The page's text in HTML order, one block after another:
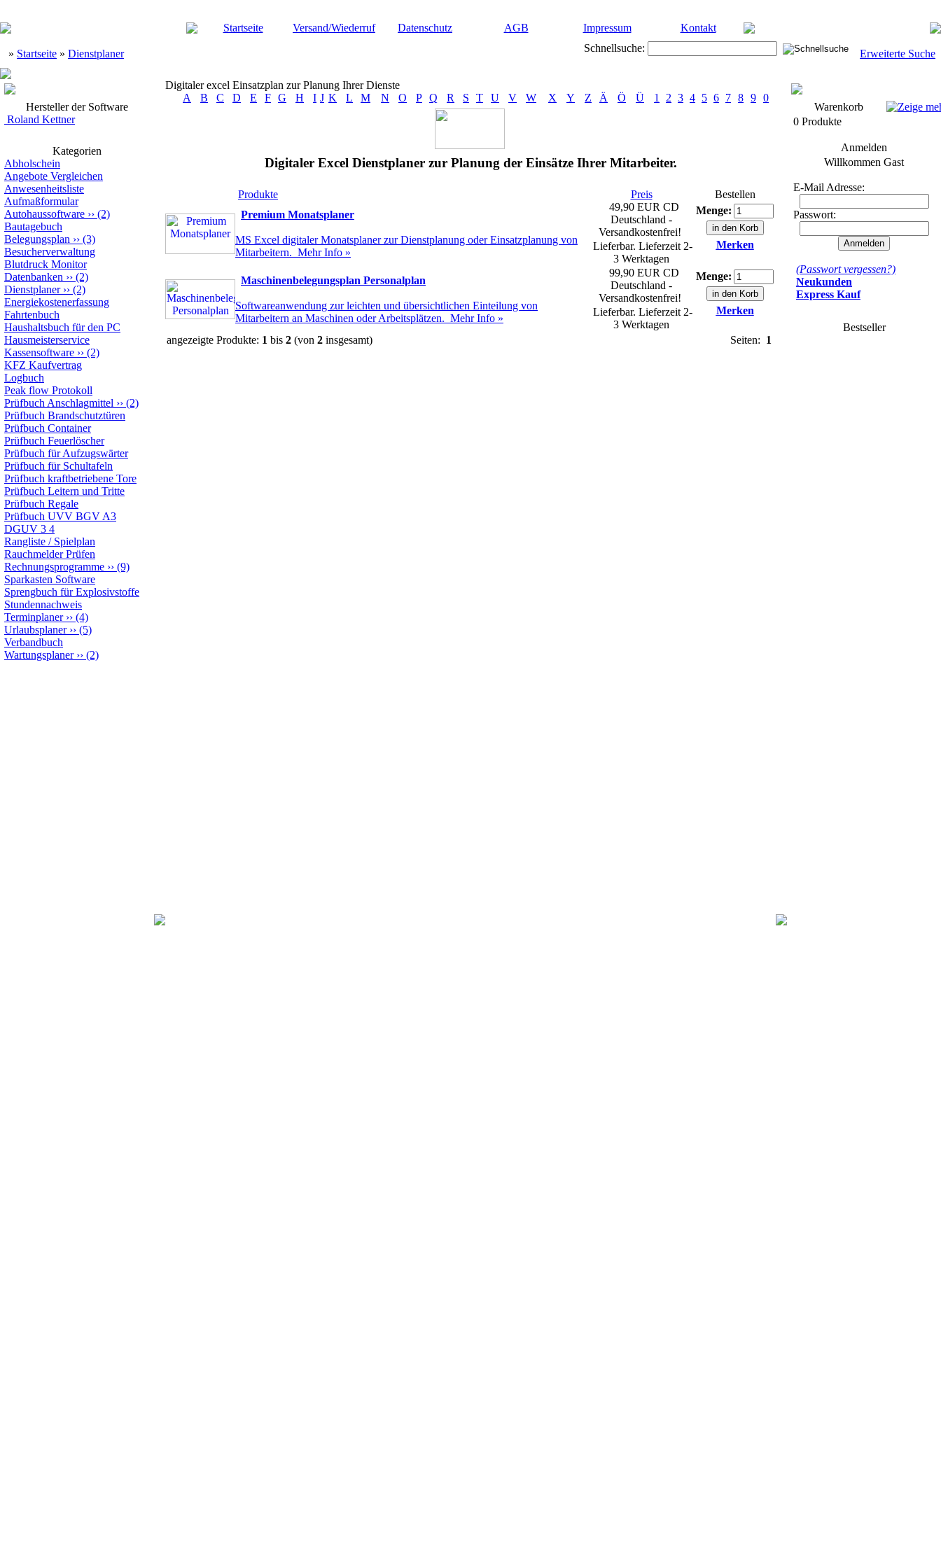
Startseite Versand/Wiederruf Datenschutz AGB Impressum Kontakt
» Startseite » Dienstplaner Schnellsuche: Erweiterte Suche
Hersteller der Software
Roland Kettner
Kategorien
Abholschein
Angebote Vergleichen
Anwesenheitsliste
Aufmaßformular
Autohaussoftware ›› (2)
Bautagebuch
Belegungsplan ›› (3)
Besucherverwaltung
Blutdruck Monitor
Datenbanken ›› (2)
Dienstplaner›› (2)
Energiekostenerfassung
Fahrtenbuch
Haushaltsbuch für den PC
Hausmeisterservice
Kassensoftware ›› (2)
KFZ Kaufvertrag
Logbuch
Peak flow Protokoll
Prüfbuch Anschlagmittel ›› (2)
Prüfbuch Brandschutztüren
Prüfbuch Container
Prüfbuch Feuerlöscher
Prüfbuch für Aufzugswärter
Prüfbuch für Schultafeln
Prüfbuch kraftbetriebene Tore
Prüfbuch Leitern und Tritte
Prüfbuch Regale
Prüfbuch UVV BGV A3
DGUV 3 4
Rangliste / Spielplan
Rauchmelder Prüfen
Rechnungsprogramme ›› (9)
Sparkasten Software
Sprengbuch für Explosivstoffe
Stundennachweis
Terminplaner›› (4)
Urlaubsplaner›› (5)
Verbandbuch
Wartungsplaner›› (2)
Digitaler excel Einsatzplan zur Planung Ihrer Dienste
A
B C D E F G H I J K L M N O P Q R S T U V W X Y Z Ä Ö Ü 1 2 3 4 5 6 7 8 9 0
Digitaler Excel Dienstplaner zur Planung der Einsätze Ihrer Mitarbeiter.
Produkte Preis
Bestellen
Premium Monatsplaner
MS Excel digitaler Monatsplaner zur Dienstplanung oder Einsatzplanung von
Mitarbeitern. Mehr Info »
49,90 EUR CD
Deutschland -
Versandkostenfrei!
Lieferbar. Lieferzeit 2-
3 Werktagen
Menge:
Merken
Maschinenbelegungsplan Personalplan
Softwareanwendung zur leichten und übersichtlichen Einteilung von
Mitarbeitern an Maschinen oder Arbeitsplätzen. Mehr Info »
99,90 EUR CD
Deutschland -
Versandkostenfrei!
Lieferbar. Lieferzeit 2-
3 Werktagen
Menge:
Merken
angezeigte Produkte: 1 bis 2 (von 2 insgesamt) Seiten: 1
Warenkorb
0 Produkte
Anmelden
Willkommen Gast
E-Mail Adresse:
Passwort:
(Passwort vergessen?)
Neukunden
Express Kauf
Bestseller